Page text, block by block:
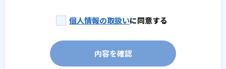
個人情報の取扱いに同意する
内容を確認